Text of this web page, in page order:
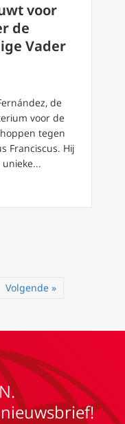
voor
de
Vader
de
voor de
tegen
Franciscus. Hij
voor
Volgende »